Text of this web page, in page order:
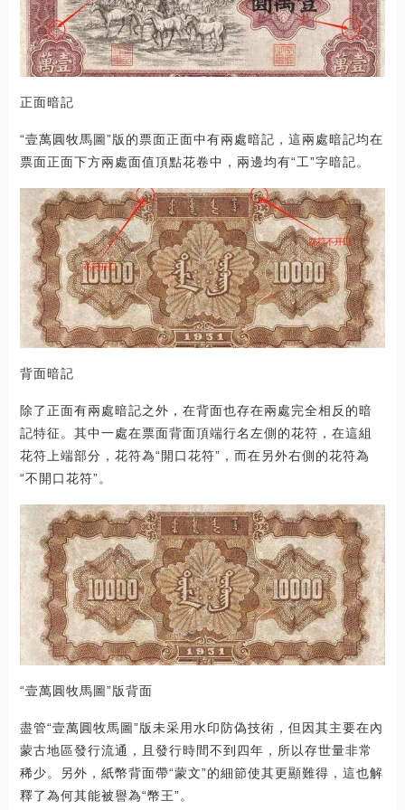
正面暗記
“壹萬圓牧馬圖”版的票面正面中有兩處暗記，這兩處暗記均在
票面正面下方兩處面值頂點花卷中，兩邊均有“工”字暗記。
背面暗記
除了正面有兩處暗記之外，在背面也存在兩處完全相反的暗
記特征。其中一處在票面背面頂端行名左側的花符，在這組
花符上端部分，花符為“開口花符”，而在另外右側的花符為
“不開口花符”。
“壹萬圓牧馬圖”版背面
盡管“壹萬圓牧馬圖”版未采用水印防偽技術，但因其主要在內
蒙古地區發行流通，且發行時間不到四年，所以存世量非常
稀少。另外，紙幣背面帶“蒙文”的細節使其更顯難得，這也解
釋了為何其能被譽為“幣王”。